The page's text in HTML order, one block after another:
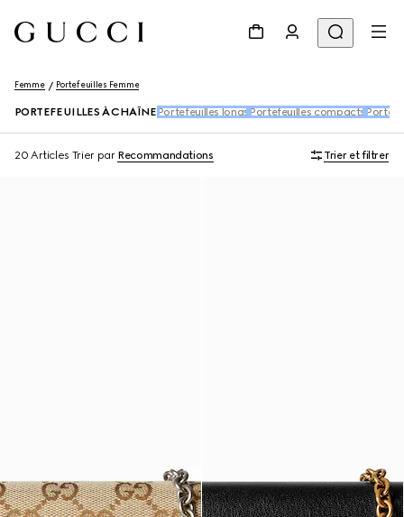
Femme Portefeuilles Femme
PORTEFEUILLES À CHAÎNE Portefeuilles longs Portefeuilles compacts Porte-
20 Articles Trier par Recommandations Trier et filtrer